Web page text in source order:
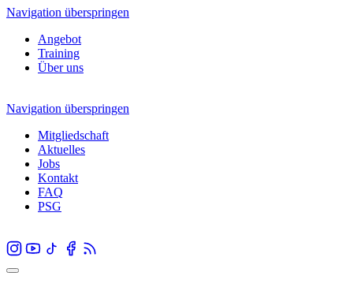
Navigation überspringen
Angebot
Training
Über uns
Navigation überspringen
Mitgliedschaft
Aktuelles
Jobs
Kontakt
FAQ
PSG